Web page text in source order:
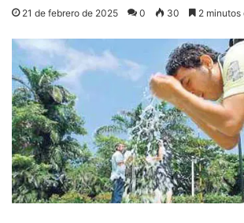
21 de febrero de 2025 0 30 2 minutos